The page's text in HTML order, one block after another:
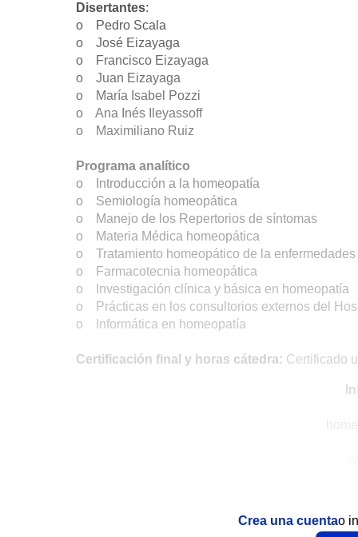
Disertantes:
o Pedro Scala
o José Eizayaga
o Francisco Eizayaga
o Juan Eizayaga
o María Isabel Pozzi
o Ana Inés Ileyassoff
o Maximiliano Ruiz
Programa analítico
o Introducción a la homeopatía
o Semiología homeopática
o Manejo de los Repertorios de síntomas
o Materia Médica homeopática
o Tratamiento homeopático de la
o Farmacotecnia homeopática
o Investigación clínica y básica en homeopatía
o Prácticas en los consultorios externos del
o Informática en homeopatía
Certificación final y horas cátedra: Certificado
Crea una cuentao